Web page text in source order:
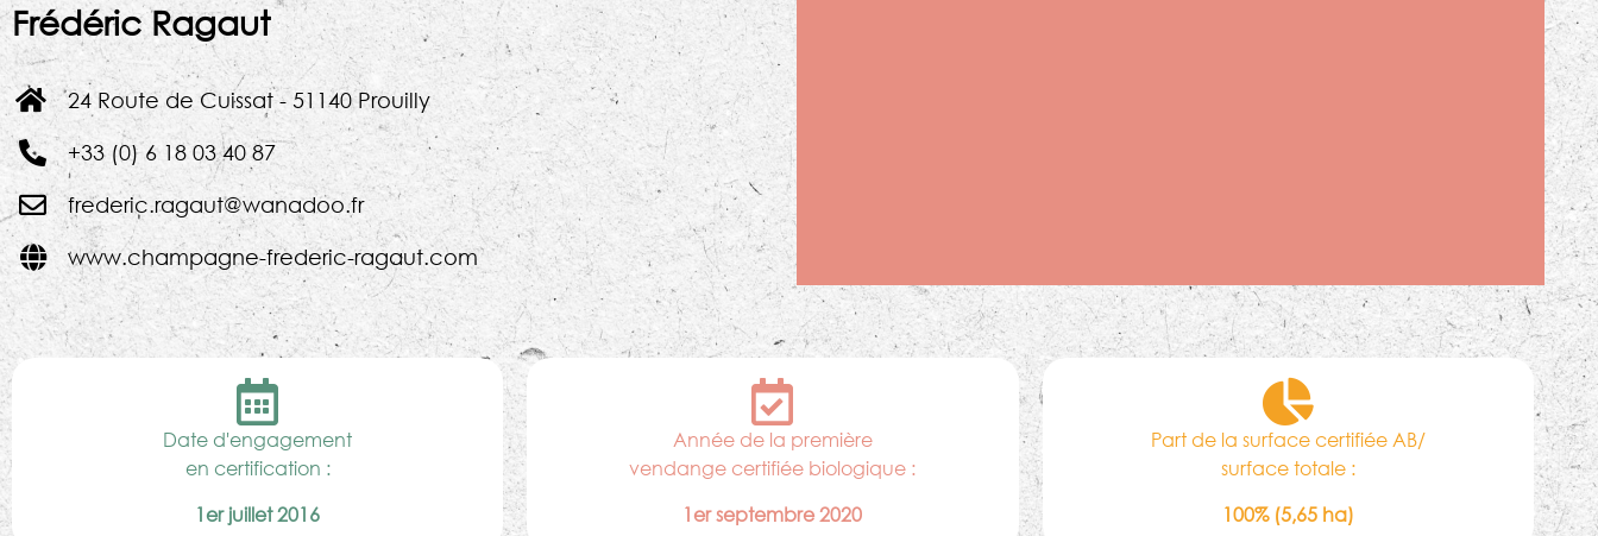
Frédéric Ragaut
24 Route de Cuissat - 51140 Prouilly
+33 (0) 6 18 03 40 87
frederic.ragaut@wanadoo.fr
www.champagne-frederic-ragaut.com
Date d'engagement
en certification :
1er juillet 2016
Année de la première
vendange certifiée biologique :
1er septembre 2020
Part de la surface certifiée AB/
surface totale :
100% (5,65 ha)